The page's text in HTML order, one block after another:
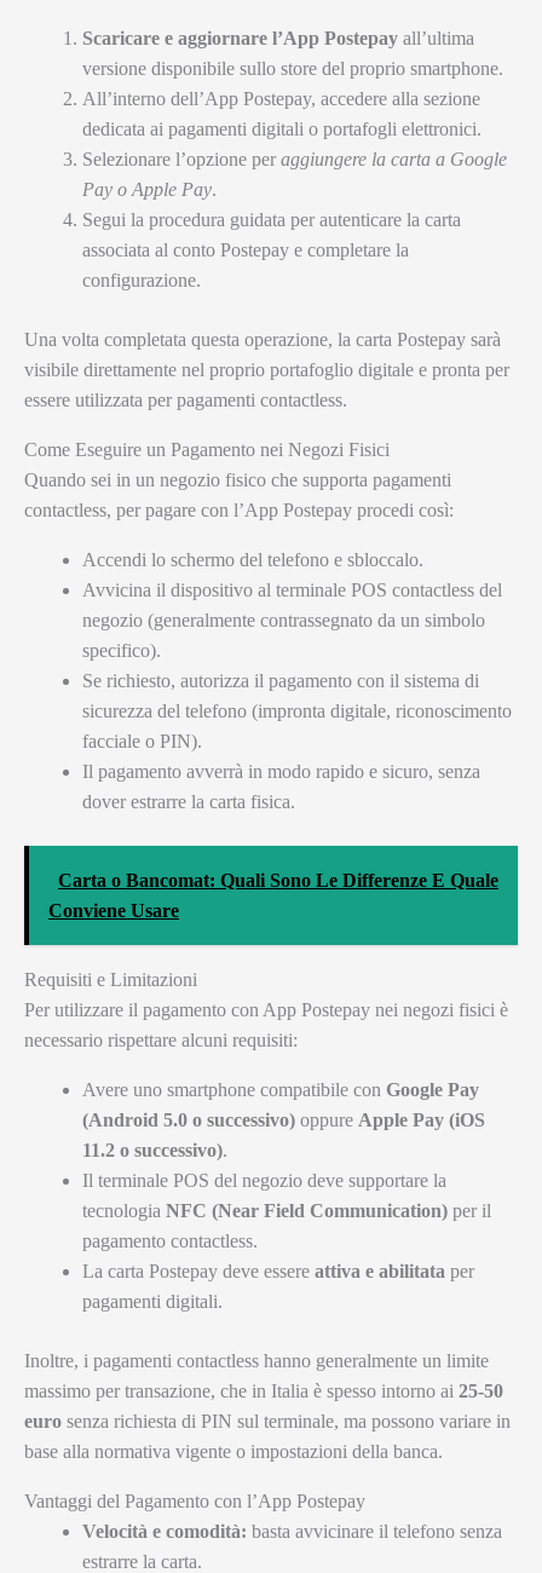
Scaricare e aggiornare l’App Postepay all’ultima
versione disponibile sullo store del proprio smartphone.
All’interno dell’App Postepay, accedere alla sezione
dedicata ai pagamenti digitali o portafogli elettronici.
Selezionare l’opzione per aggiungere la carta a Google
Pay o Apple Pay.
Segui la procedura guidata per autenticare la carta
associata al conto Postepay e completare la
configurazione.
Una volta completata questa operazione, la carta Postepay sarà
visibile direttamente nel proprio portafoglio digitale e pronta per
essere utilizzata per pagamenti contactless.
Come Eseguire un Pagamento nei Negozi Fisici
Quando sei in un negozio fisico che supporta pagamenti
contactless, per pagare con l’App Postepay procedi così:
Accendi lo schermo del telefono e sbloccalo.
Avvicina il dispositivo al terminale POS contactless del
negozio (generalmente contrassegnato da un simbolo
specifico).
Se richiesto, autorizza il pagamento con il sistema di
sicurezza del telefono (impronta digitale, riconoscimento
facciale o PIN).
Il pagamento avverrà in modo rapido e sicuro, senza
dover estrarre la carta fisica.
Carta o Bancomat: Quali Sono Le Differenze E Quale
Conviene Usare
Requisiti e Limitazioni
Per utilizzare il pagamento con App Postepay nei negozi fisici è
necessario rispettare alcuni requisiti:
Avere uno smartphone compatibile con Google Pay
(Android 5.0 o successivo) oppure Apple Pay (iOS
11.2 o successivo).
Il terminale POS del negozio deve supportare la
tecnologia NFC (Near Field Communication) per il
pagamento contactless.
La carta Postepay deve essere attiva e abilitata per
pagamenti digitali.
Inoltre, i pagamenti contactless hanno generalmente un limite
massimo per transazione, che in Italia è spesso intorno ai 25-50
euro senza richiesta di PIN sul terminale, ma possono variare in
base alla normativa vigente o impostazioni della banca.
Vantaggi del Pagamento con l’App Postepay
Velocità e comodità: basta avvicinare il telefono senza
estrarre la carta.